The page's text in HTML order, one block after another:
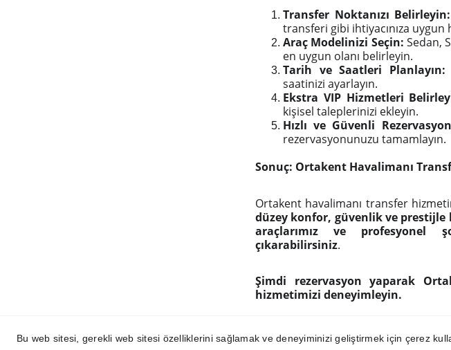
Transfer Noktanızı Belirleyin:
transferi gibi ihtiyacınıza uygun
Araç Modelinizi Seçin: Sedan,
en uygun olanı belirleyin.
Tarih ve Saatleri Planlayın:
saatinizi ayarlayın.
Ekstra VIP Hizmetleri
kişisel taleplerinizi ekleyin.
Hızlı ve Güvenli
rezervasyonunuzu tamamlayın.
Sonuç: Ortakent Havalimanı
Ortakent havalimanı transfer
düzey konfor, güvenlik ve prestijle
araçlarımız ve profesyonel
çıkarabilirsiniz.
Şimdi rezervasyon yaparak
hizmetimizi deneyimleyin.
Bu web sitesi, gerekli web sitesi özelliklerini sağlamak ve deneyiminizi geliştirmek için çerez